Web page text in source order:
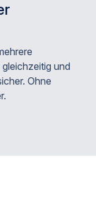
und
Ohne